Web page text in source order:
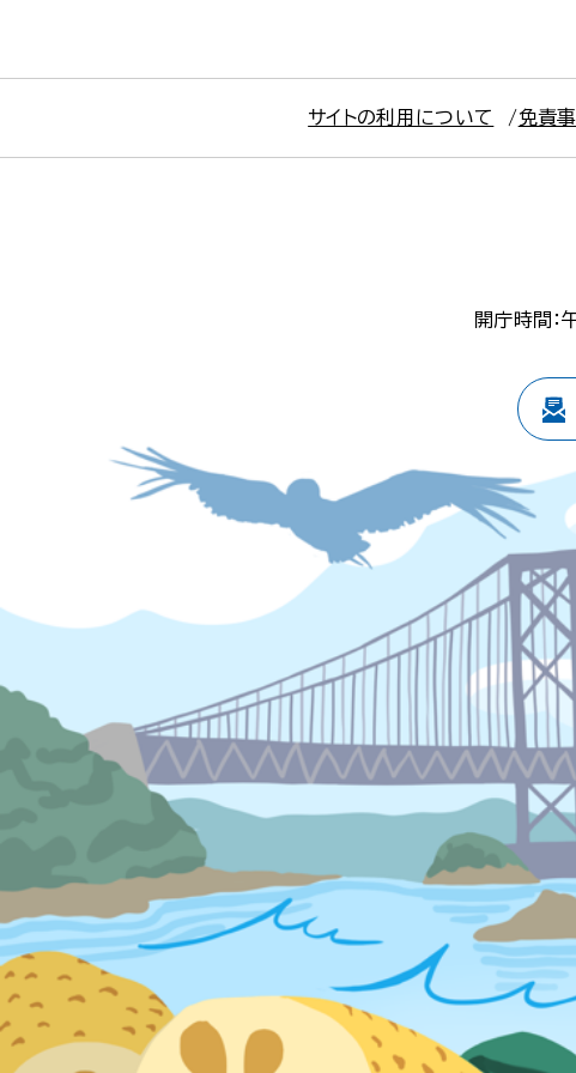
サイトの利用について 免責
開庁時間